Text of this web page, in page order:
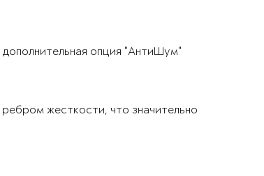
опция "АнтиШум"
жесткости, что значительно